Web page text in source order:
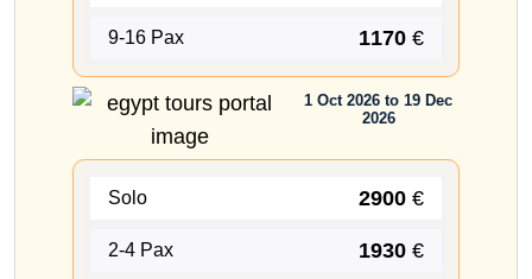
9-16 Pax 1170 €
1 Oct 2026 to 19 Dec
2026
Solo 2900 €
2-4 Pax 1930 €